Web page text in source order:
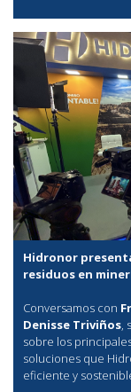
Hidronor
residuos en
Conversamos con
Denisse Triviños,
sobre los
soluciones que
eficiente y